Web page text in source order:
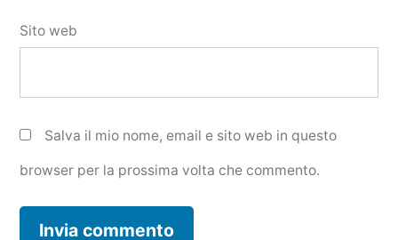
Sito web
Salva il mio nome, email e sito web in questo
browser per la prossima volta che commento.